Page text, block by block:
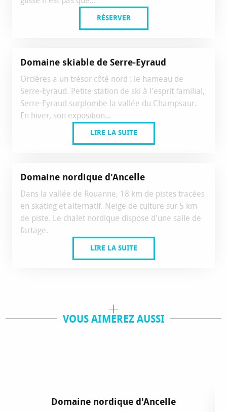
RÉSERVER
Domaine skiable de Serre-Eyraud
Orcières a un trésor côté nord : le hameau de
Serre-Eyraud. Petite station de ski à l'esprit familial,
Serre-Eyraud surplombe la vallée du Champsaur.
En hiver, son exposition...
LIRE LA SUITE
Domaine nordique d'Ancelle
Dans la vallée de Rouanne, 18 km de pistes tracées
en skating et alternatif. Neige de culture sur 5 km
de piste. Le chalet nordique dispose d'une salle de
fartage.
LIRE LA SUITE
VOUS AIMEREZ AUSSI
Domaine nordique d'Ancelle